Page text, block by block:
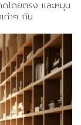
โดยตรง และหมุน
ท่าๆ กัน